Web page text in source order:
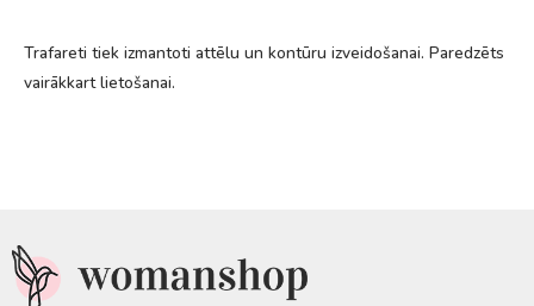
Trafareti tiek izmantoti attēlu un kontūru izveidošanai. Paredzēts
vairākkart lietošanai.